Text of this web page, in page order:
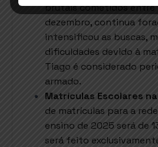
brutais cometidos entre
dezembro, continua
intensificou as buscas,
dificuldades devido à
Tiago é considerado
armado.
Matrículas Escolares
de matrículas para a
ensino de 2025 será de
será feito